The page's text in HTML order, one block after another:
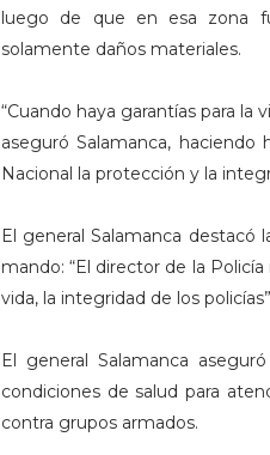
luego de que en esa zona
solamente daños materiales.
“Cuando haya garantías para la
aseguró Salamanca,
Nacional la protección y la
El general Salamanca
mando: “El director de la
vida, la integridad de los
El general Salamanca
condiciones de salud para
contra grupos armados.